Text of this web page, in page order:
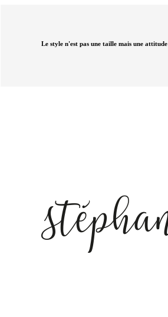
Le style n'est pas une taille mais une attitude